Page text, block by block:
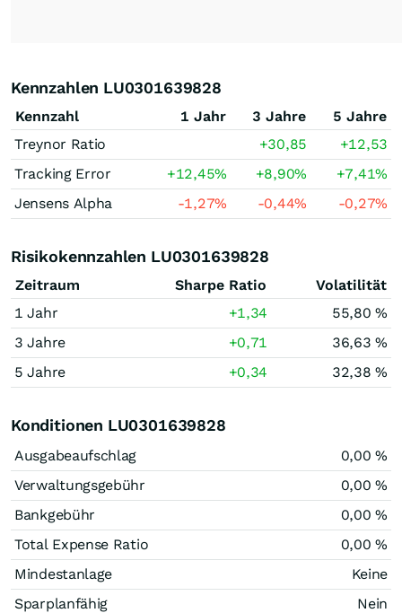
Kennzahlen LU0301639828
Kennzahl 1 Jahr 3 Jahre
5 Jahre
Treynor Ratio
+30,85
+12,53
Tracking Error
+12,45% +8,90% +7,41%
Jensens Alpha
-1,27% -0,44% -0,27%
Risikokennzahlen LU0301639828
Zeitraum Sharpe Ratio
Volatilität
1 Jahr
+1,34
55,80 %
3 Jahre
+0,71
36,63 %
5 Jahre
+0,34 32,38 %
Konditionen LU0301639828
Ausgabeaufschlag
0,00 %
Verwaltungsgebühr
0,00 %
Bankgebühr
0,00 %
Total Expense Ratio
0,00 %
Mindestanlage
Keine
Sparplanfähig
Nein